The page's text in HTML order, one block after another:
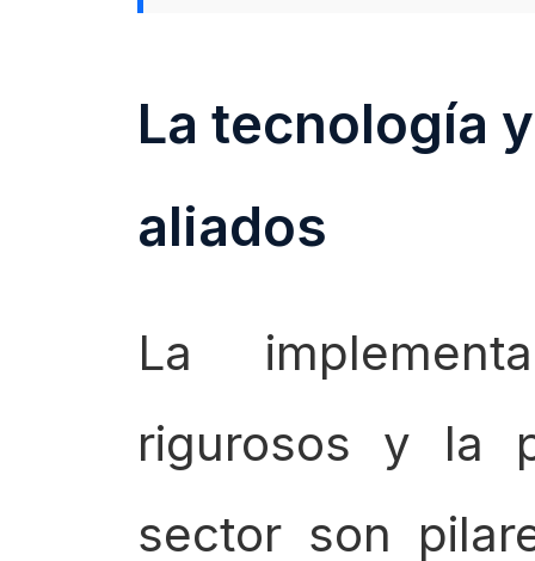
La tecnología
aliados
La
rigurosos y la
sector son